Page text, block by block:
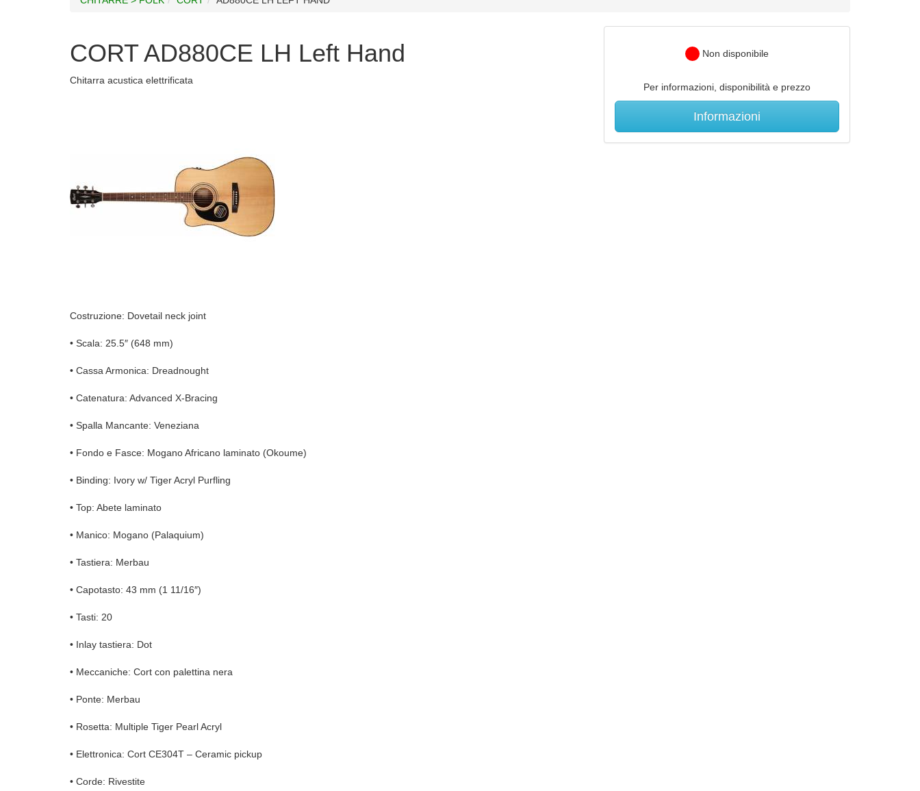
Non disponibile
Per informazioni, disponibilità e prezzo
Informazioni
CORT AD880CE LH Left Hand
Chitarra acustica elettrificata
Costruzione: Dovetail neck joint
• Scala: 25.5″ (648 mm)
• Cassa Armonica: Dreadnought
• Catenatura: Advanced X-Bracing
• Spalla Mancante: Veneziana
• Fondo e Fasce: Mogano Africano laminato (Okoume)
• Binding: Ivory w/ Tiger Acryl Purfling
• Top: Abete laminato
• Manico: Mogano (Palaquium)
• Tastiera: Merbau
• Capotasto: 43 mm (1 11/16″)
• Tasti: 20
• Inlay tastiera: Dot
• Meccaniche: Cort con palettina nera
• Ponte: Merbau
• Rosetta: Multiple Tiger Pearl Acryl
• Elettronica: Cort CE304T – Ceramic pickup
• Corde: Rivestite